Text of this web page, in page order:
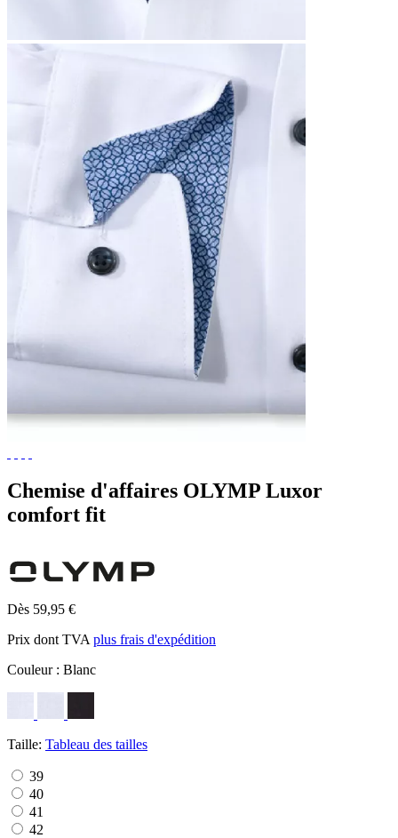
Chemise d'affaires OLYMP Luxor
comfort fit
Dès 59,95 €
Prix dont TVA plus frais d'expédition
Couleur : Blanc
Taille: Tableau des tailles
39
40
41
42